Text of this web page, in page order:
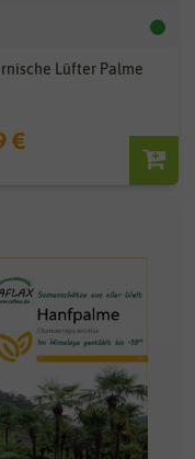
Lüfter Palme
€